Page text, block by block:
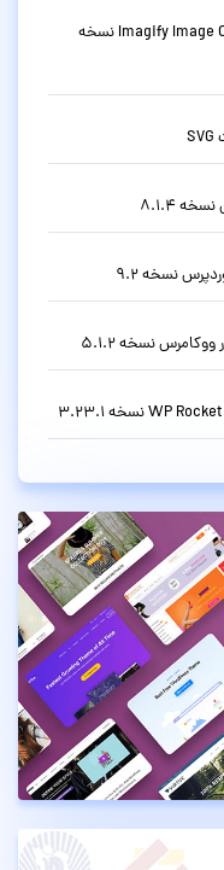
افزونه بهینه سازی تصاویر وردپرس Imagify Image Optimizer نسخه